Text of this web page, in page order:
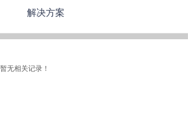
解决方案
暂无相关记录！